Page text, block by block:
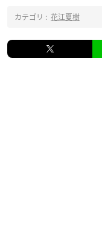
カテゴリ : 花江夏樹